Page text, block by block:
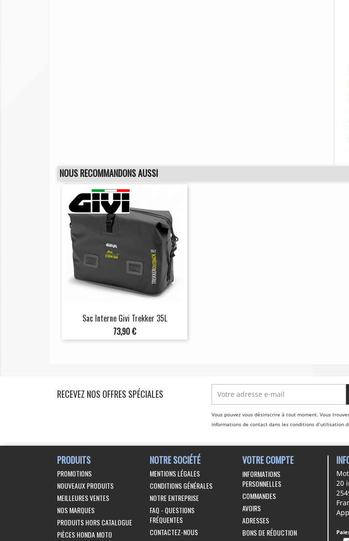
NOUS RECOMMANDONS AUSSI
Sac Interne Givi Trekker 35L
Prix
73,90 €
RECEVEZ NOS OFFRES SPÉCIALES
Vous pouvez vous désinscrire à tout moment. Vous
informations de contact dans les conditions d'utilisation
PRODUITS
PROMOTIONS
NOUVEAUX PRODUITS
MEILLEURES VENTES
NOS MARQUES
PRODUITS HORS CATALOGUE
PIÈCES HONDA MOTO
NOTRE SOCIÉTÉ
MENTIONS LÉGALES
CONDITIONS GÉNÉRALES
NOTRE ENTREPRISE
FAQ - QUESTIONS
FRÉQUENTES
CONTACTEZ-NOUS
VOTRE COMPTE
INFORMATIONS
PERSONNELLES
COMMANDES
AVOIRS
ADRESSES
BONS DE RÉDUCTION
20